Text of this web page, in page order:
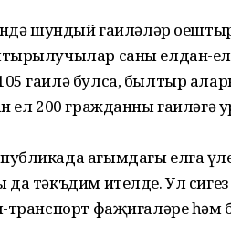
шундый гаиләләр
саны елдан-ел
гаилә булса, былтыр
ел 200 гражданны гаиләгә
агымдагы елга
тәкъдим ителде. Ул сигез
транспорт фаҗигаләре